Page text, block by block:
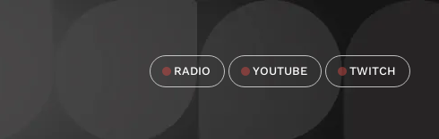
RADIO YOUTUBE TWITCH